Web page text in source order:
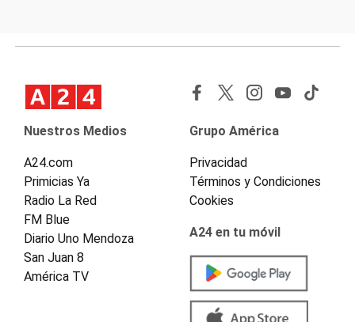
Nuestros Medios
A24.com
Primicias Ya
Radio La Red
FM Blue
Diario Uno Mendoza
San Juan 8
América TV
Grupo América
Privacidad
Términos y Condiciones
Cookies
A24 en tu móvil